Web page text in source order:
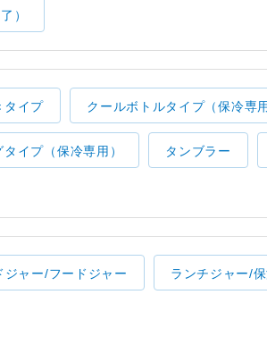
）
タイプ クールボトルタイプ（保冷専用
タイプ（保冷専用） タンブラー
ジャー/フードジャー ランチジャー/